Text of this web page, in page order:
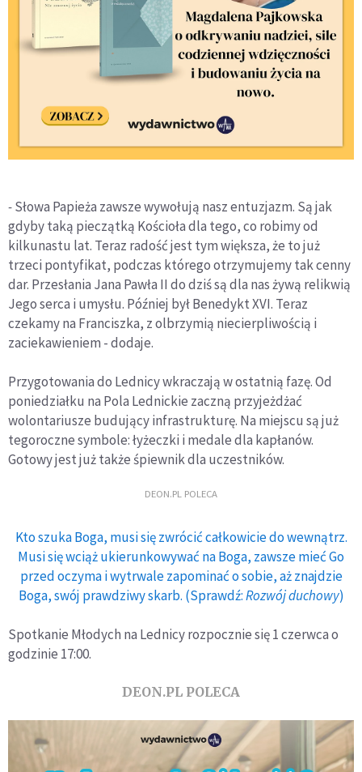
-Słowa Papieża zawsze wywołują nasz entuzjazm. Są jak
gdyby taką pieczątką Kościoła dla tego, co robimy od
kilkunastu lat. Teraz radość jest tym większa, że to już
trzeci pontyfikat, podczas którego otrzymujemy tak cenny
dar. Przesłania Jana Pawła II do dziś są dla nas żywą relikwią
Jego serca i umysłu. Później był Benedykt XVI. Teraz
czekamy na Franciszka, z olbrzymią niecierpliwością i
zaciekawieniem - dodaje.
Przygotowania do Lednicy wkraczają w ostatnią fazę. Od
poniedziałku na Pola Lednickie zaczną przyjeżdżać
wolontariusze budujący infrastrukturę. Na miejscu są już
tegoroczne symbole: łyżeczki i medale dla kapłanów.
Gotowy jest już także śpiewnik dla uczestników.
DEON.PL POLECA
Kto szuka Boga, musi się zwrócić całkowicie do wewnątrz.
Musi się wciąż ukierunkowywać na Boga, zawsze mieć Go
przed oczyma i wytrwale zapominać o sobie, aż znajdzie
Boga, swój prawdziwy skarb. (Sprawdź:Rozwój duchowy)
Spotkanie Młodych na Lednicy rozpocznie się 1 czerwca o
godzinie 17:00.
DEON.PL POLECA